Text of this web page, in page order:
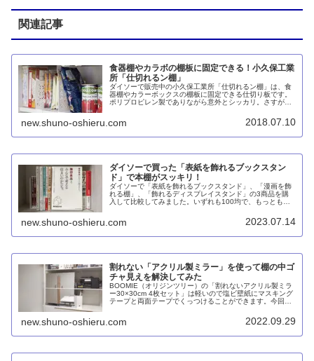
関連記事
食器棚やカラボの棚板に固定できる！小久保工業
所「仕切れるン棚」
ダイソーで販売中の小久保工業所「仕切れるン棚」は、食
器棚やカラーボックスの棚板に固定できる仕切り板です。
ポリプロピレン製でありながら意外とシッカリ。さすがに
new.shuno-oshieru.com 2018.07.10
ダイソーで買った「表紙を飾れるブックスタン
ド」で本棚がスッキリ！
ダイソーで「表紙を飾れるブックスタンド」、「漫画を飾
れる棚」、「飾れるディスプレイスタンド」の3商品を購
入して比較してみました。いずれも100均で、もっとも使
ックやA4版の雑誌もディスプレイ可能です。
new.shuno-oshieru.com 2023.07.14
割れない「アクリル製ミラー」を使って棚の中ゴ
チャ見えを解決してみた
BOOMIE（オリジンツリー）の「割れないアクリル製ミラ
ー30×30cm 4枚セット」は軽いので塩ビ壁紙にマスキング
テープと両面テープでくっつけることができます。今回は
new.shuno-oshieru.com 2022.09.29